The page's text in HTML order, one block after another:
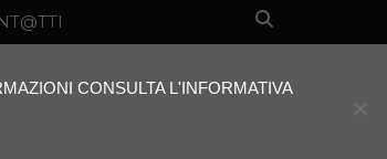
CONSULTA L'INFORMATIVA